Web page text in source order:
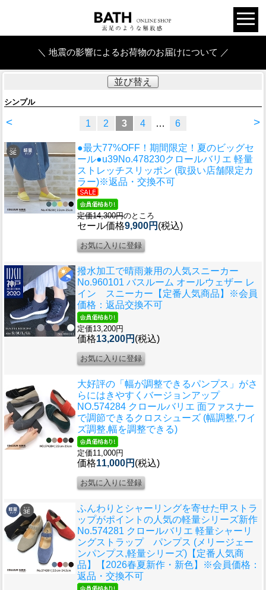
＼ 地震の影響によるお荷物のお届けについて ／
並び替え
シンプル
< >
1 2 3 4 … 6
●最大77%OFF！期間限定！夏のビッグセ
ール●u39No.478230クロールバリエ 軽量
ストレッチスリッポン (取扱い店舗限定カ
ラー)※返品・交換不可
定価14,300円のところ
セール価格9,900円 (税込)
撥水加工で晴雨兼用の人気スニーカー
No.960101 バスルーム オールウェザー レ
イン スニーカー【定番人気商品】※会員
価格：返品交換不可
定価13,200円
価格13,200円 (税込)
大好評の「幅が調整できるパンプス」がさ
らにはきやすくバージョンアップ
NO.574284 クロールバリエ 面ファスナー
で調節できるクロスシューズ (幅調整,ワイ
ズ調整,幅を調整できる)
定価11,000円
価格11,000円 (税込)
ふんわりとシャーリングを寄せた甲ストラ
ップがポイントの人気の軽量シリーズ新作
No.574281 クロールバリエ 軽量シャーリ
ングストラップ パンプス (メリージェー
ンパンプス,軽量シリーズ)【定番人気商
品】【2026春夏新作・新色】※会員価格：
返品・交換不可